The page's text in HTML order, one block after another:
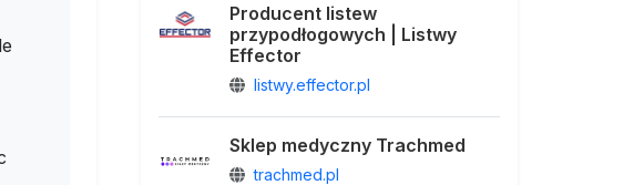
Producent listew
przypodłogowych | Listwy
Effector
listwy.effector.pl
Sklep medyczny Trachmed
trachmed.pl